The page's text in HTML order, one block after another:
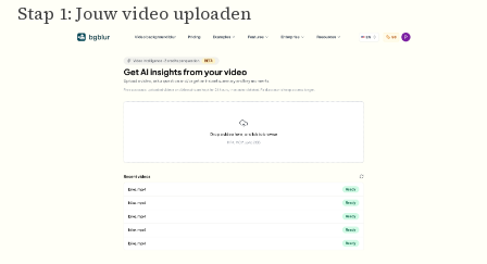
Stap 1: Jouw video uploaden